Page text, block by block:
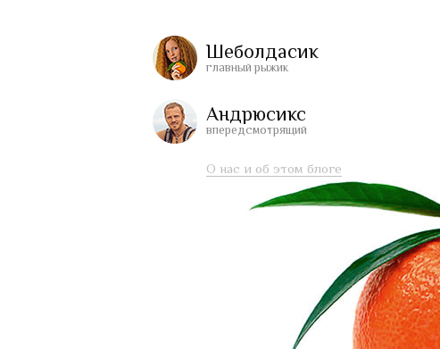
Шеболдасик
главный рыжик
Андрюсикс
впередсмотрящий
О нас и об этом блоге